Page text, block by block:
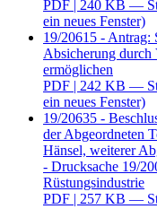
PDF | 240 KB —
ein neues Fenster)
19/20615 - Antrag:
Absicherung durch
ermöglichen
PDF | 242 KB —
ein neues Fenster)
19/20635 -
der Abgeordneten
Hänsel, weiterer
- Drucksache 19/
Rüstungsindustrie
PDF | 257 KB —